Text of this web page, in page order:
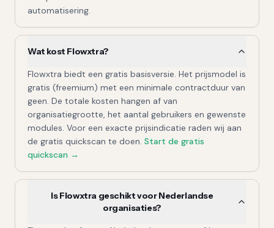
automatisering.
Wat kost Flowxtra?
Flowxtra biedt een gratis basisversie. Het prijsmodel is
gratis (freemium) met een minimale contractduur van
geen. De totale kosten hangen af van
organisatiegrootte, het aantal gebruikers en gewenste
modules. Voor een exacte prijsindicatie raden wij aan
de gratis quickscan te doen. Start de gratis
quickscan →
Is Flowxtra geschikt voor Nederlandse
organisaties?